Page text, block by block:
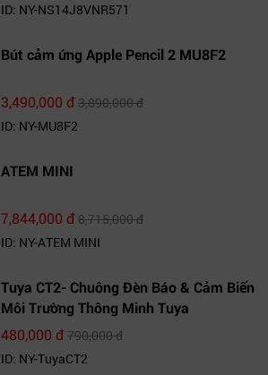
ID: NY-NS14J8VNR571
Bút cảm ứng Apple Pencil 2 MU8F2
3,490,000 đ3,890,000 đ
ID: NY-MU8F2
ATEM MINI
7,844,000 đ8,715,000 đ
ID: NY-ATEM MINI
Tuya CT2- Chuông Đèn Báo & Cảm Biến
Môi Trường Thông Minh Tuya
480,000 đ790,000 đ
ID: NY-TuyaCT2